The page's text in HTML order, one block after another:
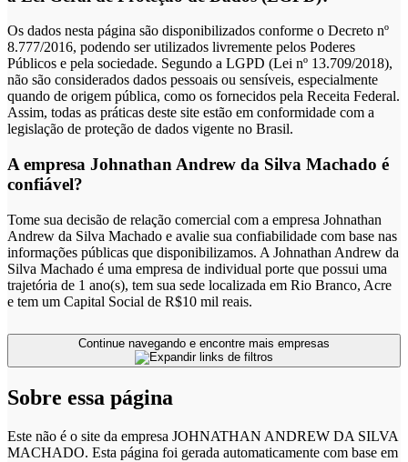
Os dados nesta página são disponibilizados conforme o Decreto nº
8.777/2016, podendo ser utilizados livremente pelos Poderes
Públicos e pela sociedade. Segundo a LGPD (Lei nº 13.709/2018),
não são considerados dados pessoais ou sensíveis, especialmente
quando de origem pública, como os fornecidos pela Receita Federal.
Assim, todas as práticas deste site estão em conformidade com a
legislação de proteção de dados vigente no Brasil.
A empresa Johnathan Andrew da Silva Machado é
confiável?
Tome sua decisão de relação comercial com a empresa Johnathan
Andrew da Silva Machado e avalie sua confiabilidade com base nas
informações públicas que disponibilizamos. A Johnathan Andrew da
Silva Machado é uma empresa de individual porte que possui uma
trajetória de 1 ano(s), tem sua sede localizada em Rio Branco, Acre
e tem um Capital Social de R$10 mil reais.
Sobre essa página
Este não é o site da empresa JOHNATHAN ANDREW DA SILVA
MACHADO. Esta página foi gerada automaticamente com base em